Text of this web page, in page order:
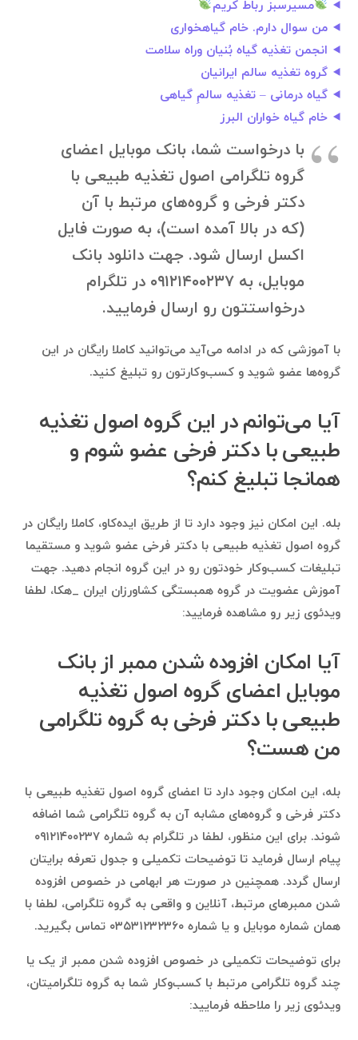
مسیرسبز رباط کریم
من سوال دارم. خام گياهخواری
انجمن تغذیه گیاه بُنیان وراه سلامت
گروه تغذیه سالم ایرانیان
گیاه درمانی – تغذیه سالمِ گیاهی
خام گیاه خواران البرز
با درخواست شما، بانک موبایل اعضای
گروه تلگرامی اصول تغذیه طبیعی با
دکتر فرخی و گروه‌های مرتبط با آن
(که در بالا آمده است)، به صورت فایل
اکسل ارسال شود. جهت دانلود بانک
موبایل، به ۰۹۱۲۱۴۰۰۲۳۷ در تلگرام
درخواستتون رو ارسال فرمایید.
با آموزشی که در ادامه می‌آید می‌توانید کاملا رایگان در این
گروه‌ها عضو شوید و کسب‌وکارتون رو تبلیغ کنید.
آیا می‌توانم در این گروه اصول تغذیه
طبیعی با دکتر فرخی عضو شوم و
همانجا تبلیغ کنم؟
بله. این امکان نیز وجود دارد تا از طریق ایده‌کاو، کاملا رایگان در
گروه اصول تغذیه طبیعی با دکتر فرخی عضو شوید و مستقیما
تبلیغات کسب‌وکار خودتون رو در این گروه انجام دهید. جهت
آموزش عضویت در گروه همبستگی کشاورزان ایران _هکا، لطفا
ویدئوی زیر رو مشاهده فرمایید:
آیا امکان افزوده شدن ممبر از بانک
موبایل اعضای گروه اصول تغذیه
طبیعی با دکتر فرخی به گروه تلگرامی
من هست؟
بله، این امکان وجود دارد تا اعضای گروه اصول تغذیه طبیعی با
دکتر فرخی و گروه‌های مشابه آن به گروه تلگرامی شما اضافه
شوند. برای این منظور، لطفا در تلگرام به شماره ۰۹۱۲۱۴۰۰۲۳۷
پیام ارسال فرماید تا توضیحات تکمیلی و جدول تعرفه برایتان
ارسال گردد. همچنین در صورت هر ابهامی در خصوص افزوده
شدن ممبرهای مرتبط، آنلاین و واقعی به گروه تلگرامی، لطفا با
همان شماره موبایل و یا شماره ۰۳۵۳۱۲۳۲۳۶۰ تماس بگیرید.
برای توضیحات تکمیلی در خصوص افزوده شدن ممبر از یک یا
چند گروه تلگرامی مرتبط با کسب‌وکار شما به گروه تلگرامیتان،
ویدئوی زیر را ملاحظه فرمایید: